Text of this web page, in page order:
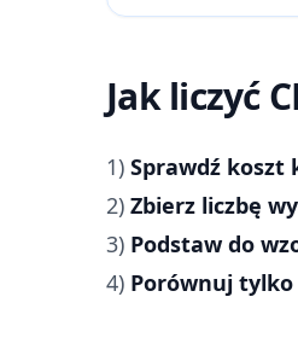
Jak liczyć
1) Sprawdź koszt
2) Zbierz liczbę
3) Podstaw do
4) Porównuj